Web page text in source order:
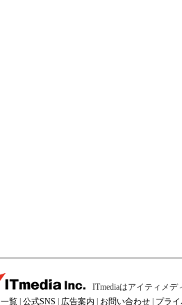
ITmediaはアイティメデ
覧 公式SNS 広告案内 お問い合わせ プラ